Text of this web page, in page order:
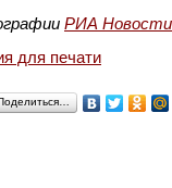
РИА Новости
для печати